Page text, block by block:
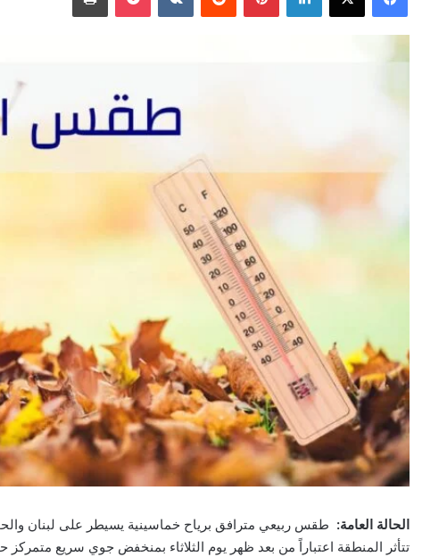
الحالة العامة: طقس ربيعي مترافق برياح خماسينية يسيطر على لبنان
تتأثر المنطقة اعتباراً من بعد ظهر يوم الثلاثاء بمنخفض جوي سريع متمركز